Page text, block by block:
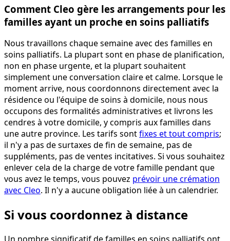
Comment Cleo gère les arrangements pour les
familles ayant un proche en soins palliatifs
Nous travaillons chaque semaine avec des familles en
soins palliatifs. La plupart sont en phase de planification,
non en phase urgente, et la plupart souhaitent
simplement une conversation claire et calme. Lorsque le
moment arrive, nous coordonnons directement avec la
résidence ou l'équipe de soins à domicile, nous nous
occupons des formalités administratives et livrons les
cendres à votre domicile, y compris aux familles dans
une autre province. Les tarifs sontfixes et tout compris;
il n'y a pas de surtaxes de fin de semaine, pas de
suppléments, pas de ventes incitatives. Si vous souhaitez
enlever cela de la charge de votre famille pendant que
vous avez le temps, vous pouvez prévoir une crémation
avec Cleo. Il n'y a aucune obligation liée à un calendrier.
Si vous coordonnez à distance